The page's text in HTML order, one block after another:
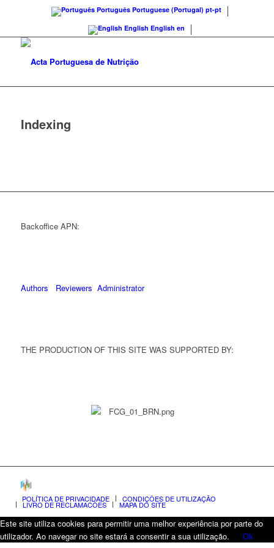
Português Portuguese (Portugal) pt-pt
English English en
Indexing
Backoffice APN:
Authors Reviewers Administrator
THE PRODUCTION OF THIS SITE WAS SUPPORTED BY:
POLÍTICA DE PRIVACIDADE CONDIÇÕES DE UTILIZAÇÃO
LIVRO DE RECLAMAÇÕES MAPA DO SITE
Este site utiliza cookies para permitir uma melhor experiência por parte do
utilizador. Ao navegar no site estará a consentir a sua utilização.
Ok